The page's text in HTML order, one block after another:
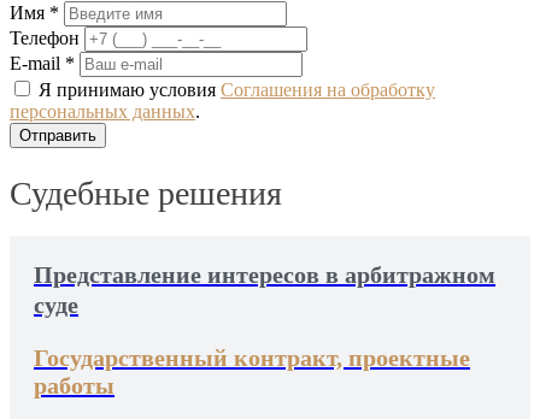
Имя *
Телефон
E-mail *
Я принимаю условия Соглашения на обработку
персональных данных.
Судебные решения
Представление интересов в арбитражном
суде
Государственный контракт, проектные
работы